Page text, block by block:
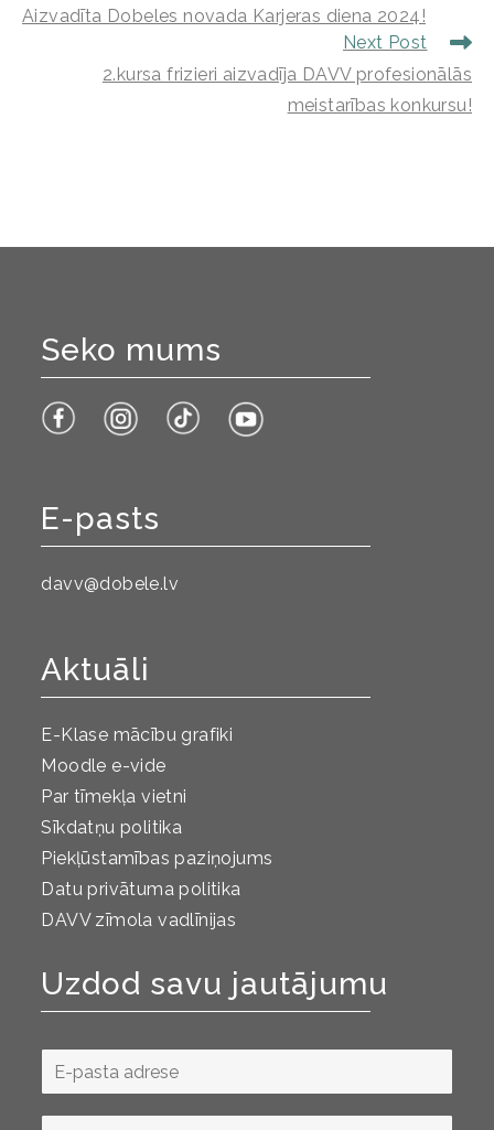
Aizvadīta Dobeles novada Karjeras diena 2024!
Next Post
2.kursa frizieri aizvadīja DAVV profesionālās
meistarības konkursu!
Seko mums
E-pasts
davv@dobele.lv
Aktuāli
E-Klase mācību grafiki
Moodle e-vide
Par tīmekļa vietni
Sīkdatņu politika
Piekļūstamības paziņojums
Datu privātuma politika
DAVV zīmola vadlīnijas
Uzdod savu jautājumu